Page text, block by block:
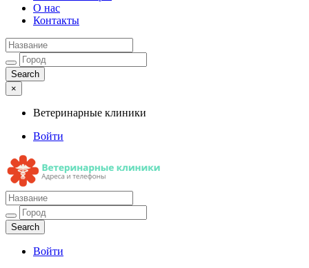
О нас
Контакты
×
Ветеринарные клиники
Войти
Ветеринарные клиники
Адреса и телефоны
Войти